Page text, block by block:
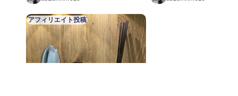
アフィリエイト投稿